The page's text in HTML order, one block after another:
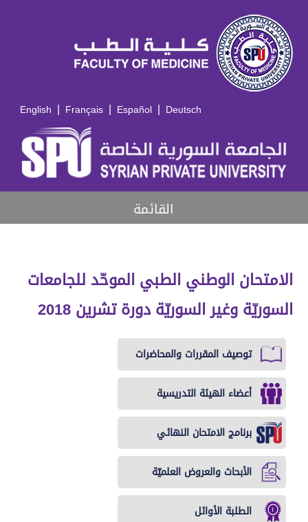
English | Français | Español | Deutsch
القائمة
الامتحان الوطني الطبي الموحّد للجامعات
السوريّة وغير السوريّة دورة تشرين 2018
توصيف المقررات والمحاضرات
أعضاء الهيئة التدريسية
برنامج الامتحان النهائي
الأبحاث والعروض العلميّة
الطلبة الأوائل